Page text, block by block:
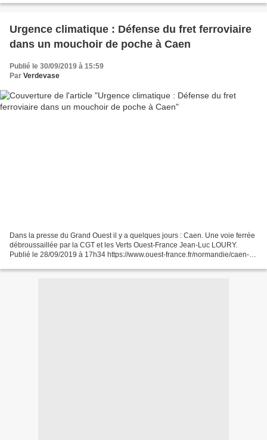
Urgence climatique : Défense du fret ferroviaire
dans un mouchoir de poche à Caen
Publié le 30/09/2019 à 15:59
Par Verdevase
Dans la presse du Grand Ouest il y a quelques jours : Caen. Une voie ferrée
débroussaillée par la CGT et les Verts Ouest-France Jean-Luc LOURY.
Publié le 28/09/2019 à 17h34 https://www.ouest-france.fr/normandie/caen-
6541356...